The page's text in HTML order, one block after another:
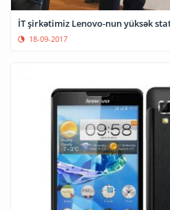
İT şirkətimiz Lenovo-nun yüksək
18-09-2017